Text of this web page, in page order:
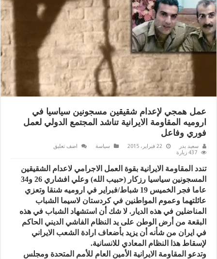
عمل همجي لإعدام شقيقين مسجونين سياسيا في
اروميه المقاومة الايرانية تناشد المجتمع الدولي لعمل
فوري وفاعل
سعيد بدر 22 فبراير، 2015 سياسة
اضف تعليق
437 زيارة
تندد المقاومة الايرانية بقوة العمل الاجرامي لاعدام الشقيقين
المسجونين سياسيا رزكار (حبيب الله) وعلي افشاري 26 و34
عاما فجر الخميس 19 شباط/فبراير في اروميه شنقا وتعزي
عائلتهما وعموم المواطنين في كردستان لاسيما الشباب
المناضلين في هذه الديار. لا شك أن استشهاد الشباب في هذه
البقعة من أرض الوطن على يد النظام الفاشي الديني الحاكم
في ايران من شأنه أن يزيد بأضعاف ارادة الشعب الايراني
لإسقاط هذا النظام المعادي للانسانية.
وتدعو المقاومة الايرانية الأمين العام للأمم المتحدة ومجلس